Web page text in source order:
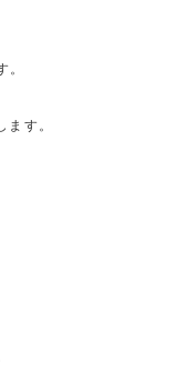
。
ます。